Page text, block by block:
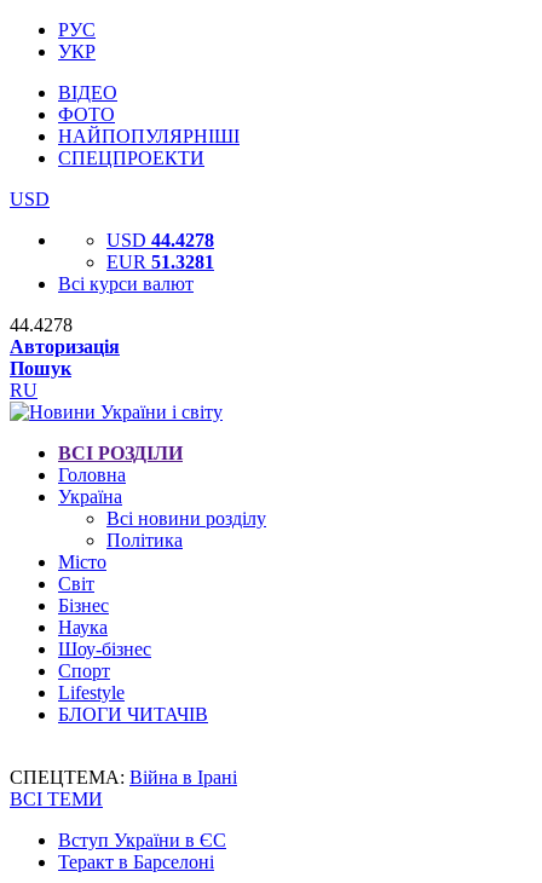
РУС
УКР
ВІДЕО
ФОТО
НАЙПОПУЛЯРНІШІ
СПЕЦПРОЕКТИ
USD
USD 44.4278
EUR 51.3281
Всі курси валют
44.4278
Авторизація
Пошук
RU
ВСІ РОЗДІЛИ
Головна
Україна
Всі новини розділу
Політика
Місто
Світ
Бізнес
Наука
Шоу-бізнес
Спорт
Lifestyle
БЛОГИ ЧИТАЧІВ
СПЕЦТЕМА: Війна в Ірані
ВСІ ТЕМИ
Вступ України в ЄС
Теракт в Барселоні